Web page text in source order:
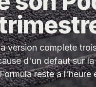
version complete
d'un defaut sur
reste a l'heure